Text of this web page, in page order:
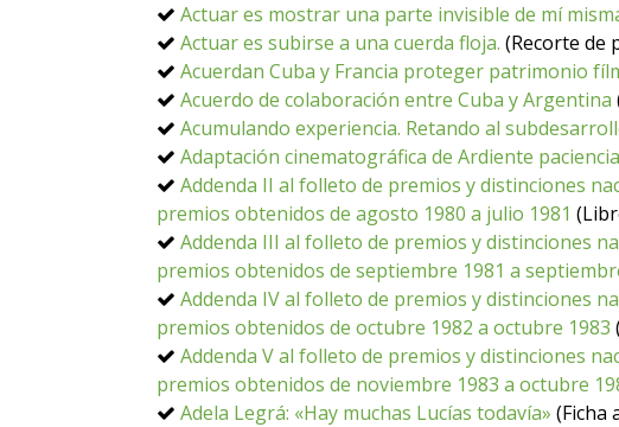
Actuar es mostrar una parte invisible de mí
Actuar es subirse a una cuerda floja. (Recorte de
Acuerdan Cuba y Francia proteger patrimonio
Acuerdo de colaboración entre Cuba y Argentina
Acumulando experiencia. Retando al
Adaptación cinematográfica de Ardiente paciencia
Addenda II al folleto de premios y distinciones
premios obtenidos de agosto 1980 a julio 1981
Addenda III al folleto de premios y distinciones
premios obtenidos de septiembre 1981 a
Addenda IV al folleto de premios y distinciones
premios obtenidos de octubre 1982 a octubre 1983
Addenda V al folleto de premios y distinciones
premios obtenidos de noviembre 1983 a octubre
Adela Legrá: «Hay muchas Lucías todavía» (Ficha